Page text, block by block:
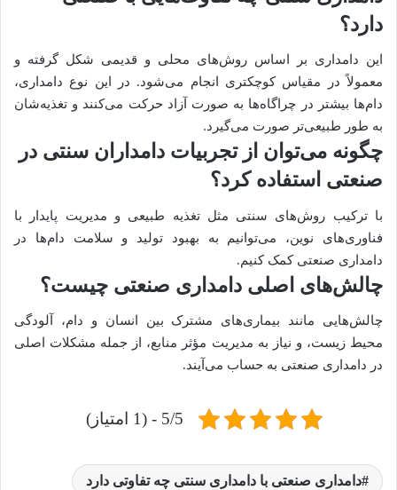
دارد؟
این دامداری بر اساس روش‌های محلی و قدیمی شکل گرفته و
معمولاً در مقیاس کوچکتری انجام می‌شود. در این نوع دامداری،
دام‌ها بیشتر در چراگاه‌ها به صورت آزاد حرکت می‌کنند و تغذیه‌شان
به طور طبیعی‌تر صورت می‌گیرد.
چگونه می‌توان از تجربیات دامداران سنتی در
صنعتی استفاده کرد؟
با ترکیب روش‌های سنتی مثل تغذیه طبیعی و مدیریت پایدار با
فناوری‌های نوین، می‌توانیم به بهبود تولید و سلامت دام‌ها در
دامداری صنعتی کمک کنیم.
چالش‌های اصلی دامداری صنعتی چیست؟
چالش‌هایی مانند بیماری‌های مشترک بین انسان و دام، آلودگی
محیط زیست، و نیاز به مدیریت مؤثر منابع، از جمله مشکلات اصلی
در دامداری صنعتی به حساب می‌آیند.
5/5 - (1 امتیاز)
دامداری صنعتی با دامداری سنتی چه تفاوتی دارد